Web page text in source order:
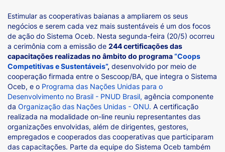
Estimular as cooperativas baianas a ampliarem os seus
negócios e serem cada vez mais sustentáveis é um dos focos
de ação do Sistema Oceb. Nesta segunda-feira (20/5) ocorreu
a cerimônia com a emissão de 244 certificações das
capacitações realizadas no âmbito do programa“Coops
Competitivas e Sustentáveis”, desenvolvido por meio de
cooperação firmada entre o Sescoop/BA, que integra o Sistema
Oceb, e o Programa das Nações Unidas para o
Desenvolvimento no Brasil - PNUD Brasil, agência componente
da Organização das Nações Unidas - ONU. A certificação
realizada na modalidade on-line reuniu representantes das
organizações envolvidas, além de dirigentes, gestores,
empregados e cooperados das cooperativas que participaram
das capacitações. Parte da equipe do Sistema Oceb também